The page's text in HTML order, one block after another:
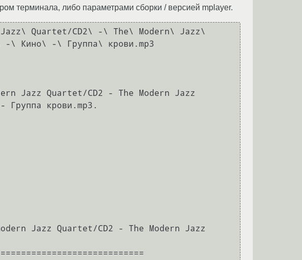
терминала, либо параметрами сборки / версией mplayer.
Quartet/CD2\ -\ The\ Modern\ Jazz\
Кино\ -\ Группа\ крови.mp3
Jazz Quartet/CD2 - The Modern Jazz
крови.mp3.
Jazz Quartet/CD2 - The Modern Jazz